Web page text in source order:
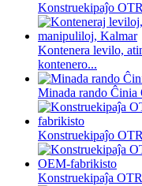
Konstruekipaĵo
Kontenera levilo,
kontenero...
Minada rando
Konstruekipaĵo
Konstruekipaĵa